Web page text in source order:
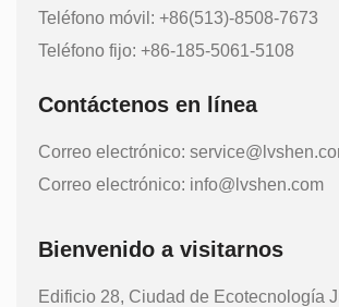
Teléfono móvil: +86(513)-8508-7673
Teléfono fijo: +86-185-5061-5108
Contáctenos en línea
Correo electrónico:
Correo electrónico: info@lvshen.com
Bienvenido a visitarnos
Edificio 28, Ciudad de Ecotecnología